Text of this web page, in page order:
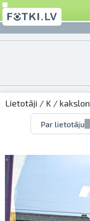
Lietotāji / K / kakslon
Par lietotāju